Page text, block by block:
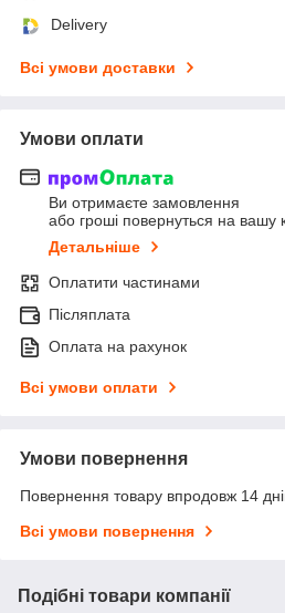
Delivery
Всі умови доставки
Умови оплати
Ви отримаєте замовлення
або гроші повернуться на вашу
Детальніше
Оплатити частинами
Післяплата
Оплата на рахунок
Всі умови оплати
Умови повернення
Повернення товару впродовж 14
Всі умови повернення
Подібні товари компанії